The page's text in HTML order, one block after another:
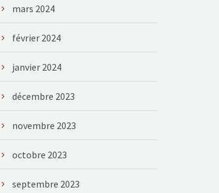
mars 2024
février 2024
janvier 2024
décembre 2023
novembre 2023
octobre 2023
septembre 2023